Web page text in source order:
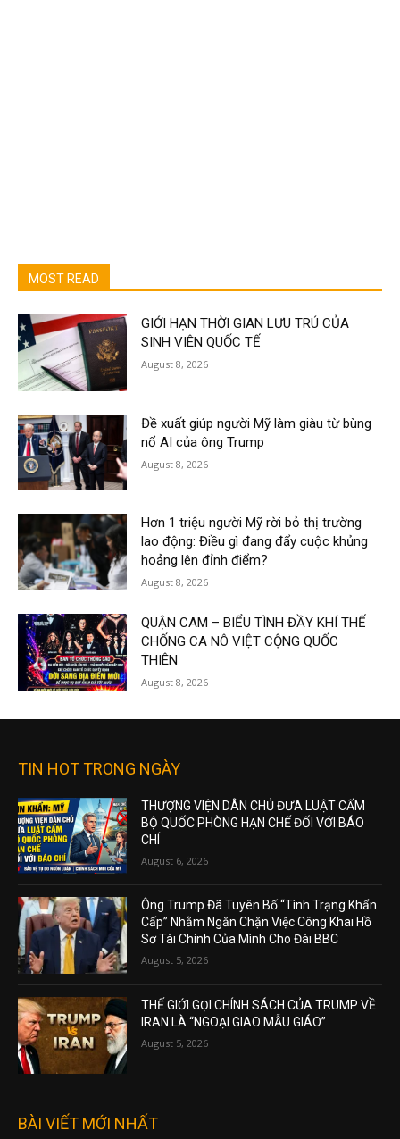
MOST READ
GIỚI HẠN THỜI GIAN LƯU TRÚ CỦA
SINH VIÊN QUỐC TẾ
August 8, 2026
Đề xuất giúp người Mỹ làm giàu từ bùng
nổ AI của ông Trump
August 8, 2026
Hơn 1 triệu người Mỹ rời bỏ thị trường
lao động: Điều gì đang đẩy cuộc khủng
hoảng lên đỉnh điểm?
August 8, 2026
QUẬN CAM – BIỂU TÌNH ĐẦY KHÍ THẾ
CHỐNG CA NÔ VIỆT CỘNG QUỐC
THIÊN
August 8, 2026
TIN HOT TRONG NGÀY
THƯỢNG VIỆN DÂN CHỦ ĐƯA LUẬT CẤM
BỘ QUỐC PHÒNG HẠN CHẾ ĐỐI VỚI BÁO
CHÍ
August 6, 2026
Ông Trump Đã Tuyên Bố “Tình Trạng Khẩn
Cấp” Nhằm Ngăn Chặn Việc Công Khai Hồ
Sơ Tài Chính Của Mình Cho Đài BBC
August 5, 2026
THẾ GIỚI GỌI CHÍNH SÁCH CỦA TRUMP VỀ
IRAN LÀ “NGOẠI GIAO MẪU GIÁO”
August 5, 2026
BÀI VIẾT MỚI NHẤT